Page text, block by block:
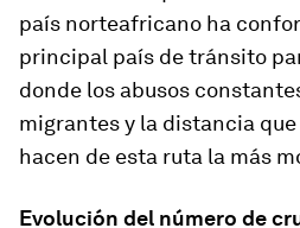
país norteafricano ha
principal país de tránsito
donde los abusos
migrantes y la distancia
hacen de esta ruta la más
Evolución del número de